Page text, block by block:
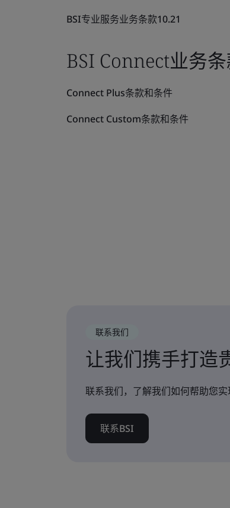
BSI专业服务业务条款10.21
BSI Connect业务
Connect Plus条款和条件
Connect Custom条款和条件
联系我们
让我们携手打造
联系我们，了解我们如何帮助您实
联系BSI